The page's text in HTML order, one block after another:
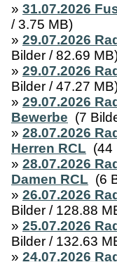
» 31.07.2026
/ 3.75 MB)
» 29.07.2026
Bilder / 82.69
» 29.07.2026
Bilder / 47.27
» 29.07.2026
Bewerbe (7
» 28.07.2026
Herren RCL (44
» 28.07.2026
Damen RCL (6
» 26.07.2026
Bilder / 128.88
» 25.07.2026
Bilder / 132.63
» 24.07.2026